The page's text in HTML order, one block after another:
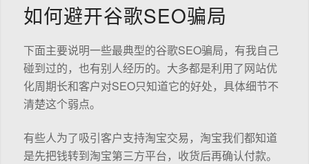
如何避开谷歌SEO骗局
下面主要说明一些最典型的谷歌SEO骗局，有我自己
碰到过的，也有别人经历的。大多都是利用了网站优
化周期长和客户对SEO只知道它的好处，具体细节不
清楚这个弱点。
有些人为了吸引客户支持淘宝交易，淘宝我们都知道
是先把钱转到淘宝第三方平台，收货后再确认付款。